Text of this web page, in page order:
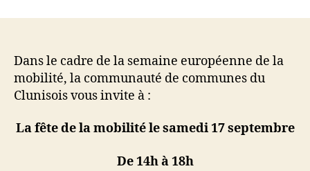
Dans le cadre de la semaine européenne de la
mobilité, la communauté de communes du
Clunisois vous invite à :
Lafête de la mobilitéle samedi 17 septembre
De 14h à 18h